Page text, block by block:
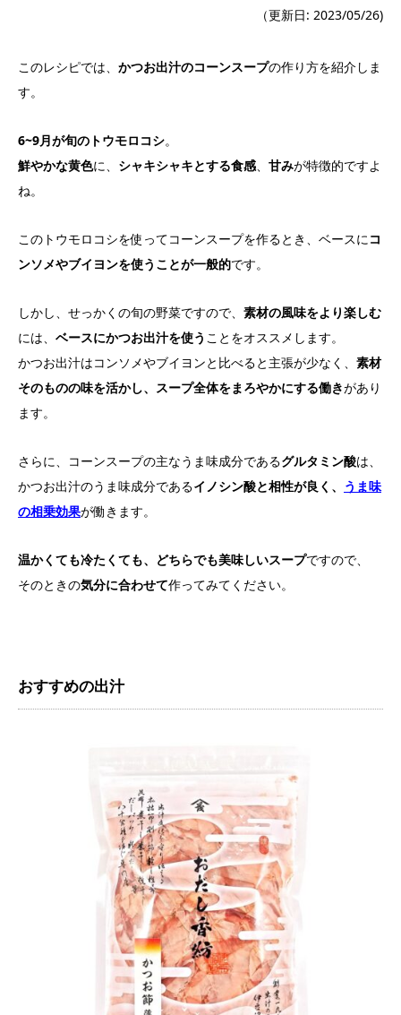
（更新日: 2023/05/26)
このレシピでは、 かつお出汁のコーンスープの作り方を紹介しま
す。
6~9月が旬のトウモロコシ。
鮮やかな黄色に、 シャキシャキとする食感、 甘みが特徴的ですよ
ね。
このトウモロコシを使ってコーンスープを作るとき、ベースにコ
ンソメやブイヨンを使うことが一般的です。
しかし、せっかくの旬の野菜ですので、 素材の風味をより楽しむ
には、 ベースにかつお出汁を使う ことをオススメします。
かつお出汁はコンソメやブイヨンと比べると主張が少なく、 素材
そのものの味を活かし、スープ全体をまろやかにする働きがあり
ます。
さらに、コーンスープの主なうま味成分であるグルタミン酸は、
かつお出汁のうま味成分であるイノシン酸と相性が良く、 うま味
の相乗効果が働きます。
温かくても冷たくても、どちらでも美味しいスープですので、
そのときの気分に合わせて作ってみてください。
おすすめの出汁